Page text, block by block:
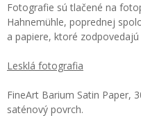
Fotografie sú tlačené na
Hahnemühle, poprednej
a papiere, ktoré
Lesklá fotografia
FineArt Barium Satin Paper,
saténový povrch.